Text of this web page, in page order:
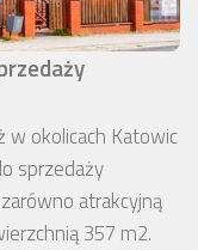
w okolicach Katowic
sprzedaży
atrakcyjną
357 m2.